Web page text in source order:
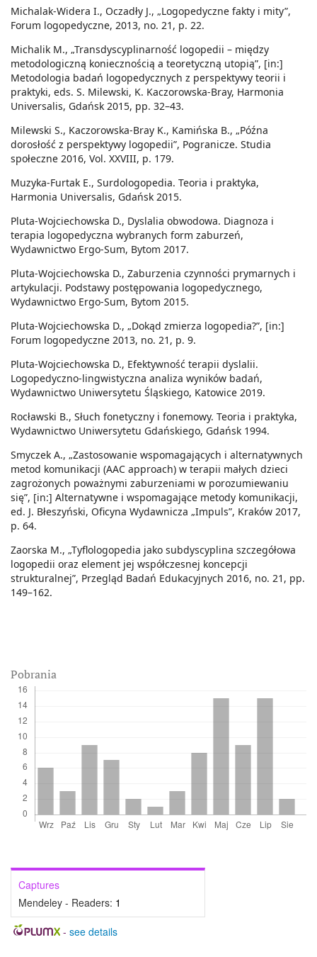
Pobrania
Captures
Mendeley - Readers: 1
- see details
Michalak-Widera I., Oczadły J., „Logopedyczne fakty i mity”,
Forum logopedyczne, 2013, no. 21, p. 22.
Michalik M., „Transdyscyplinarność logopedii – między
metodologiczną koniecznością a teoretyczną utopią”, [in:]
Metodologia badań logopedycznych z perspektywy teorii i
praktyki, eds. S. Milewski, K. Kaczorowska-Bray, Harmonia
Universalis, Gdańsk 2015, pp. 32–43.
Milewski S., Kaczorowska-Bray K., Kamińska B., „Późna
dorosłość z perspektywy logopedii”, Pogranicze. Studia
społeczne 2016, Vol. XXVIII, p. 179.
Muzyka-Furtak E., Surdologopedia. Teoria i praktyka,
Harmonia Universalis, Gdańsk 2015.
Pluta-Wojciechowska D., Dyslalia obwodowa. Diagnoza i
terapia logopedyczna wybranych form zaburzeń,
Wydawnictwo Ergo-Sum, Bytom 2017.
Pluta-Wojciechowska D., Zaburzenia czynności prymarnych i
artykulacji. Podstawy postępowania logopedycznego,
Wydawnictwo Ergo-Sum, Bytom 2015.
Pluta-Wojciechowska D., „Dokąd zmierza logopedia?”, [in:]
Forum logopedyczne 2013, no. 21, p. 9.
Pluta-Wojciechowska D., Efektywność terapii dyslalii.
Logopedyczno-lingwistyczna analiza wyników badań,
Wydawnictwo Uniwersytetu Śląskiego, Katowice 2019.
Rocławski B., Słuch fonetyczny i fonemowy. Teoria i praktyka,
Wydawnictwo Uniwersytetu Gdańskiego, Gdańsk 1994.
Smyczek A., „Zastosowanie wspomagających i alternatywnych
metod komunikacji (AAC approach) w terapii małych dzieci
zagrożonych poważnymi zaburzeniami w porozumiewaniu
się”, [in:] Alternatywne i wspomagające metody komunikacji,
ed. J. Błeszyński, Oficyna Wydawnicza „Impuls”, Kraków 2017,
p. 64.
Zaorska M., „Tyflologopedia jako subdyscyplina szczegółowa
logopedii oraz element jej współczesnej koncepcji
strukturalnej”, Przegląd Badań Edukacyjnych 2016, no. 21, pp.
149–162.